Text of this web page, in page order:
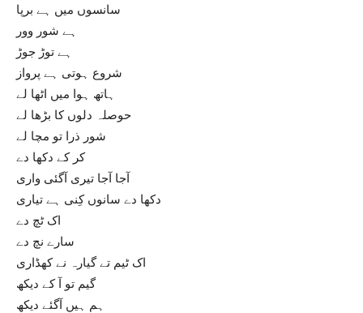
سانسوں میں ہے برپا
ہے شور وور
ہے توڑ جوڑ
شروع ہوتی ہے پرواز
ہاتھ ہوا میں اٹھا لے
حوصلہ دلوں کا بڑھا لے
شور ذرا تو مچا لے
کر کے دکھا دے
آجا آجا تیری آگئی واری
دکھا دے سانوں کِنی ہے تیاری
اک ٹچ دے
سارے نچ دے
اک ٹیم تے گیارہ نے کھڈاری
گیم تو آ کے دیکھ
ہم ہیں آگئے دیکھ